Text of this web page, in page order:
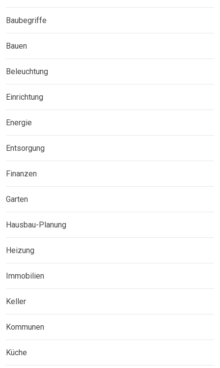
Baubegriffe
Bauen
Beleuchtung
Einrichtung
Energie
Entsorgung
Finanzen
Garten
Hausbau-Planung
Heizung
Immobilien
Keller
Kommunen
Küche